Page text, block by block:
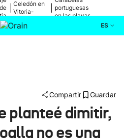
Celedón en
Vitoria-
portuguesas
en las playas
ES
Ikusmiran
Compartir Guardar
planteé dimitir,
no es una